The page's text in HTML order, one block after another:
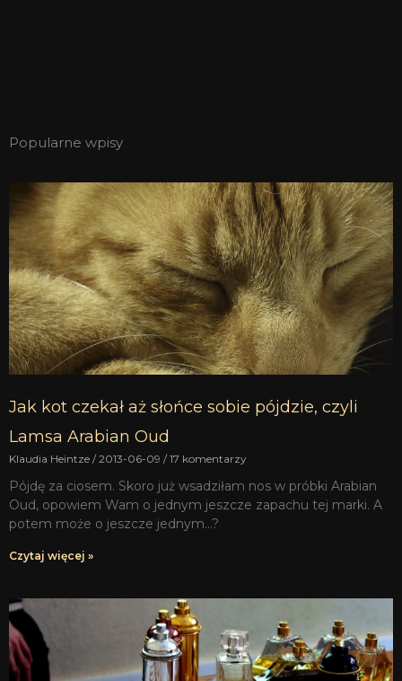
Popularne wpisy
Jak kot czekał aż słońce sobie pójdzie, czyli
Lamsa Arabian Oud
Klaudia Heintze 2013-06-09 17 komentarzy
Pójdę za ciosem. Skoro już wsadziłam nos w próbki Arabian
Oud, opowiem Wam o jednym jeszcze zapachu tej marki. A
potem może o jeszcze jednym…?
Czytaj więcej »